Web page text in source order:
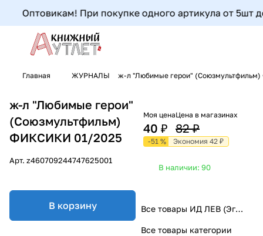
Оптовикам! При покупке одного артикула от 5шт
Главная ЖУРНАЛЫ ж-л "Любимые герои"
ж-л "Любимые герои"
(Союзмультфильм)
ФИКСИКИ 01/2025
Арт. z460709244747625001
В корзину
Моя цена
40 ₽
Цена в магазинах
82 ₽
-51 % Экономия 42 ₽
В наличии: 90
Все товары ИД ЛЕВ (Эгмонт)
Все товары категории